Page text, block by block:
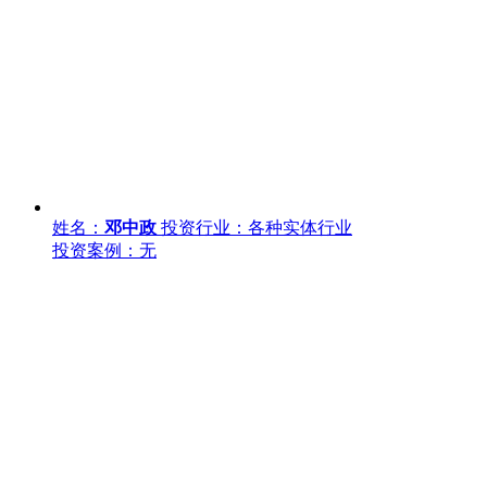
姓名： 邓中政 投资行业：各种实体行业
投资案例：无